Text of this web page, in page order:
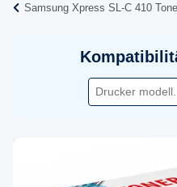
Samsung Xpress SL-C 410